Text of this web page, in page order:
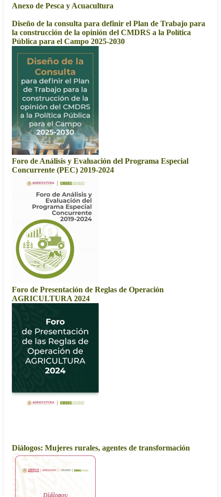
Anexo de Pesca y Acuacultura
Diseño de la consulta para definir el Plan de Trabajo para
la construcción de la opinión del CMDRS a la Política
Pública para el Campo 2025-2030
Foro de Análisis y Evaluación del Programa Especial
Concurrente (PEC) 2019-2024
Foro de Presentación de Reglas de Operación
AGRICULTURA 2024
Diálogos: Mujeres rurales, agentes de transformación